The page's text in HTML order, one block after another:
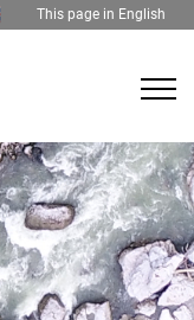
This page in English